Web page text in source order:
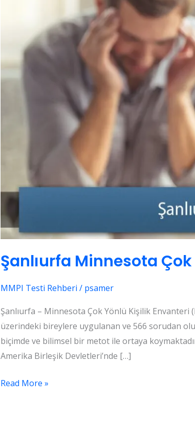
Şanlıurfa Minnesota
MMPI Testi Rehberi / psamer
Şanlıurfa – Minnesota Çok Yönlü Kişilik
üzerindeki bireylere uygulanan ve 566 sorudan
biçimde ve bilimsel bir metot ile ortaya
Amerika Birleşik Devletleri’nde […]
Envanteri
(MMPI)
Rehberi
Read More »